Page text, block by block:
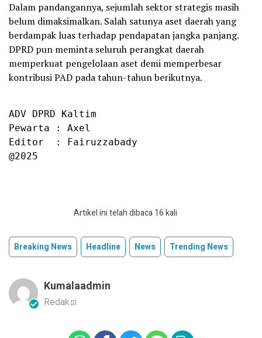
Dalam pandangannya, sejumlah sektor strategis masih
belum dimaksimalkan. Salah satunya aset daerah yang
berdampak luas terhadap pendapatan jangka panjang.
DPRD pun meminta seluruh perangkat daerah
memperkuat pengelolaan aset demi memperbesar
kontribusi PAD pada tahun-tahun berikutnya.
ADV DPRD Kaltim
Pewarta : Axel
Editor  : Fairuzzabady
@2025
Artikel ini telah dibaca 16 kali
Breaking News Headline News Trending News
Kumalaadmin
Redaksi